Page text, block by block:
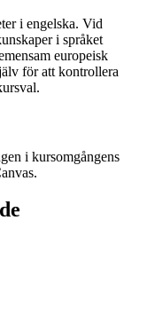
i engelska. Vid
i språket
europeisk
för att kontrollera
i kursomgångens